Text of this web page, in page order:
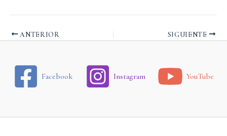
ANTERIOR SIGUIENTE
Facebook Instagram YouTube